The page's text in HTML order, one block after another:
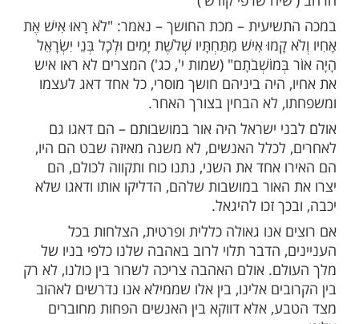
שהה אחד הרבנים עם רבי יהודה אריה
כשנפרד מהאדמו"ר מגור הוא בירכו: "יהי
בינינו, כדברי לשון התפילה, 'אַהֲבָה רַבָּה',
הרבי". השיבו רבי יהודה אריה: "זה לא מספיק,
גם את הנוסח האחר של אותה תפילה:
– כלומר אהבת הציבור". בחידוד לשונו
יהודה אריה ברב לנהוג חיבה גם בציבור
שרפי קודש')
– מכת החושך – נאמר: "לֹא רָאוּ אִישׁ אֶת
אִישׁ מִתַּחְתָּיו שְׁלֹשֶׁת יָמִים וּלְכָל בְּנֵי יִשְׂרָאֵל
(שמות י', כג') המצרים לא ראו איש
ביניהם חושך מוסרי, כל אחד דאג לעצמו
לא הבחין בצורך האחר.